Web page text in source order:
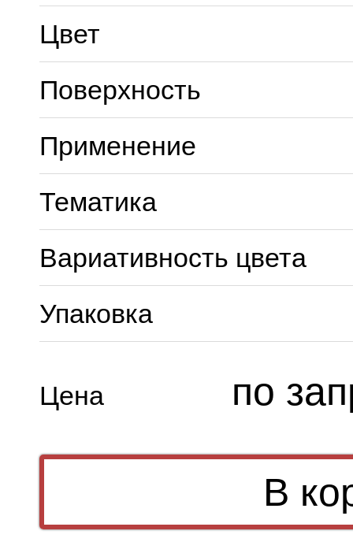
Цвет
Поверхность
Применение
Тематика
Вариативность цвета
Упаковка
Цена по